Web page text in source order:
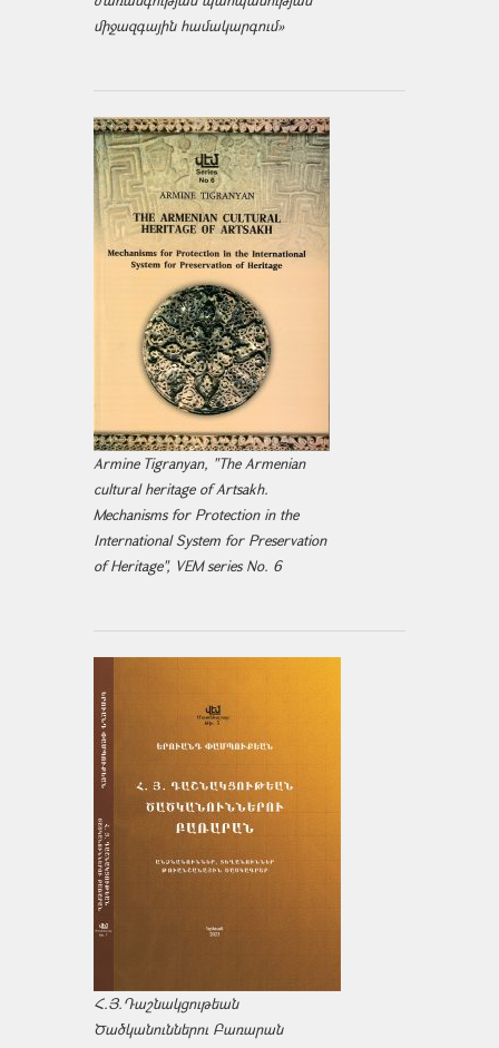
միջազ­գային համակարգում»
Armine Tigranyan, "The Armenian
cultural heritage of Artsakh.
Mechanisms for Protection in the
International System for Preservation
of Heritage", VEM series No. 6
Հ.Յ.Դաշնակցութեան
Ծածկանուններու Բառարան